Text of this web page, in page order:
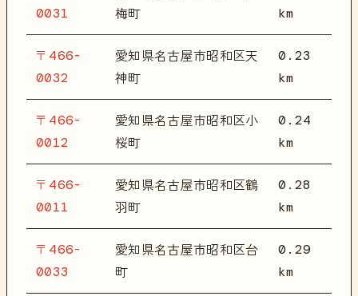
0031
梅町
km
〒466-
0032
愛知県名古屋市昭和区天
神町
0.23
km
〒466-
0012
愛知県名古屋市昭和区小
桜町
0.24
km
〒466-
0011
愛知県名古屋市昭和区鶴
羽町
0.28
km
〒466-
0033
愛知県名古屋市昭和区台
町
0.29
km